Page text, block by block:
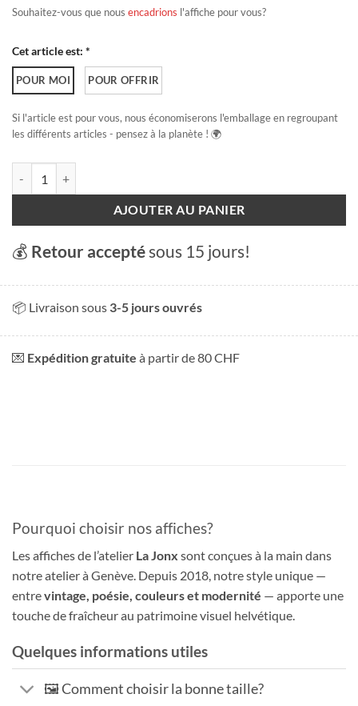
Souhaitez-vous que nous encadrions l'affiche pour vous?
Cet article est: *
POUR MOI POUR OFFRIR
Si l'article est pour vous, nous économiserons l'emballage en regroupant
les différents articles - pensez à la planète ! 🌍
AJOUTER AU PANIER
💰 Retour acceptésous 15 jours!
📦 Livraison sous 3-5 jours ouvrés
💌 Expédition gratuite à partir de 80 CHF
Pourquoi choisir nos affiches?
Les affiches de l’atelier La Jonx sont conçues à la main dans
notre atelier à Genève. Depuis 2018, notre style unique —
entrevintage, poésie, couleurs et modernité — apporte une
touche de fraîcheur au patrimoine visuel helvétique.
Quelques informations utiles
🖼️ Comment choisir la bonne taille?